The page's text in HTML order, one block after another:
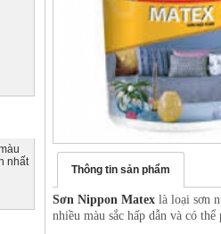
nhất
Thông tin sản phẩm
Sơn Nippon Matex là loại sơn
nhiều màu sắc hấp dẫn và có